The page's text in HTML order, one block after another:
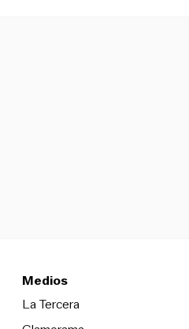
Medios
La TerceraOpens in new